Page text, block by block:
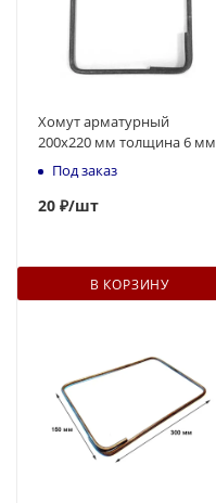
Хомут арматурный
200х220 мм толщина 6 мм
Под заказ
20 ₽/шт
В КОРЗИНУ